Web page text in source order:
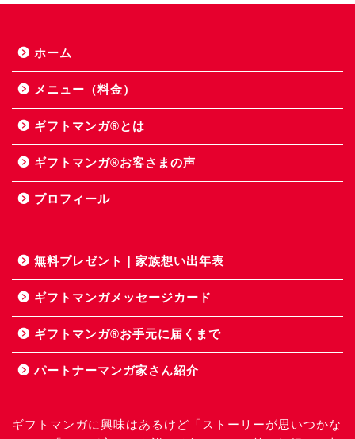
ホーム
メニュー（料金）
ギフトマンガ®とは
ギフトマンガ®お客さまの声
プロフィール
無料プレゼント｜家族想い出年表
ギフトマンガメッセージカード
ギフトマンガ®お手元に届くまで
パートナーマンガ家さん紹介
ギフトマンガに興味はあるけど「ストーリーが思いつかな